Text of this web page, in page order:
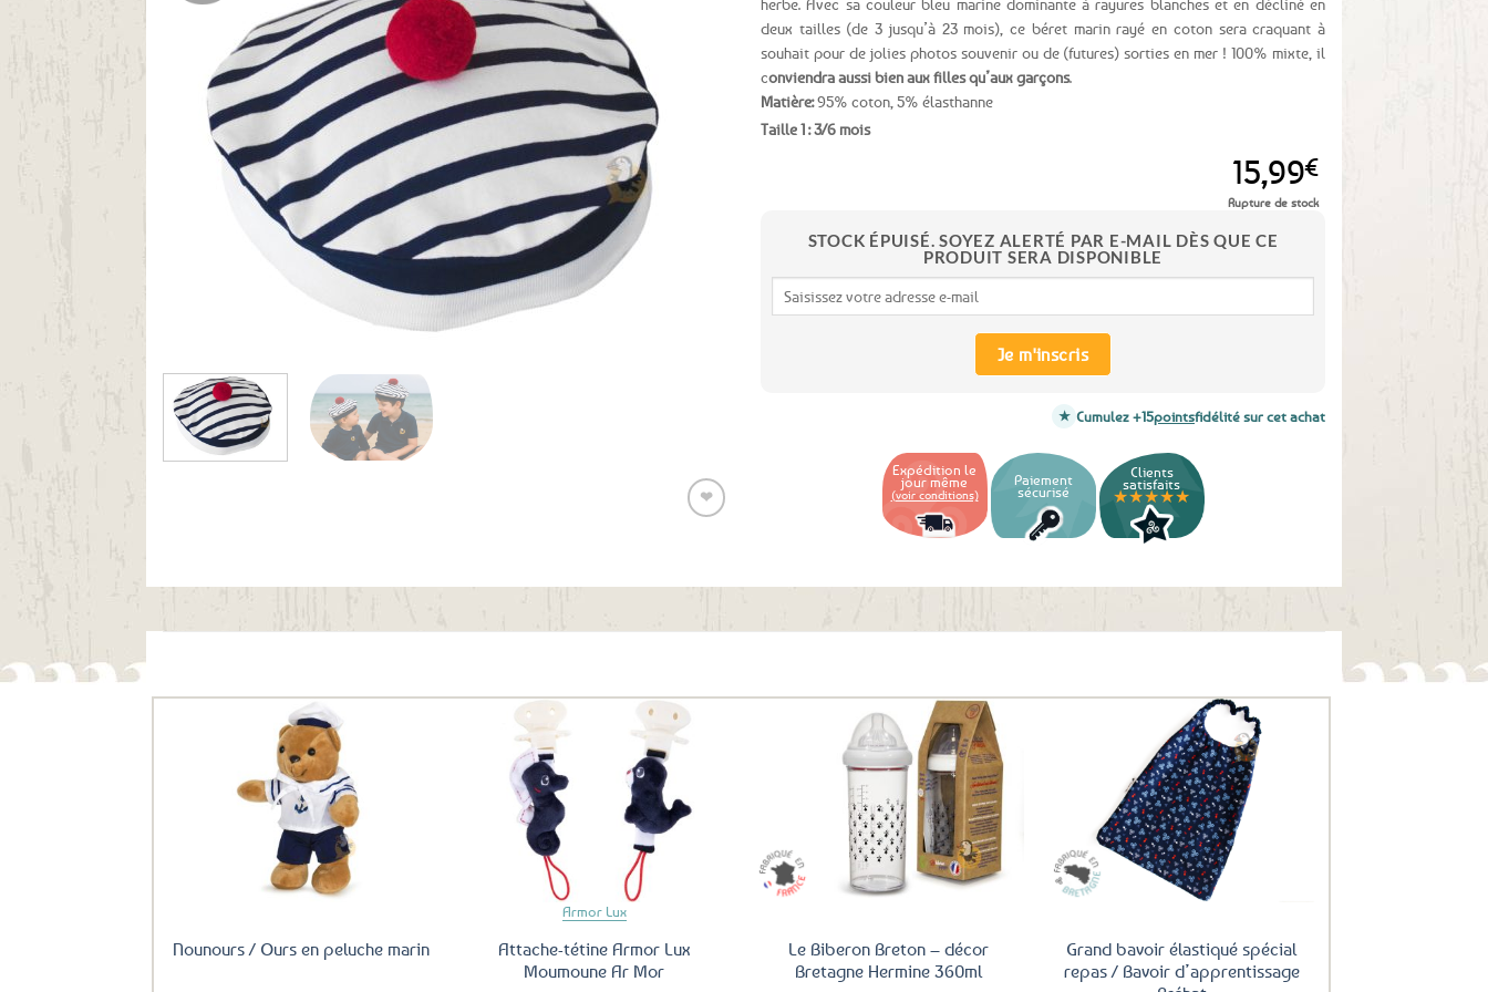
❤
herbe. Avec sa couleur bleu marine dominante à rayures blanches et en décliné en
deux tailles (de 3 jusqu’à 23 mois), ce béret marin rayé en coton sera craquant à
souhait pour de jolies photos souvenir ou de (futures) sorties en mer ! 100% mixte, il
conviendra aussi bien aux filles qu’aux garçons.
Matière:95% coton, 5% élasthanne
Taille 1 : 3/6 mois
15,99€
Rupture de stock
STOCK ÉPUISÉ. SOYEZ ALERTÉ PAR E-MAIL DÈS QUE CE
PRODUIT SERA DISPONIBLE
Je m'inscris
Cumulez +15pointsfidélité sur cet achat
Expédition le
jour même
(voir conditions)
Paiement
sécurisé
Clients
satisfaits
★★★★★
Nounours / Ours en peluche marin
favoris
Armor Lux
Attache-tétine Armor Lux
Moumoune Ar Mor
Ajouter
aux
favoris
Le Biberon Breton – décor
Bretagne Hermine 360ml
Grand bavoir élastiqué spécial
repas / Bavoir d’apprentissage